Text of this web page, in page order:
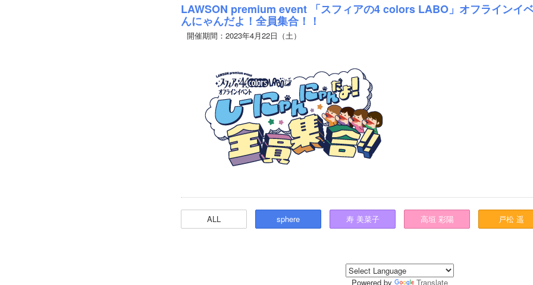
LAWSON premium event 「スフィアの4 colors LABO」オフラインイ
んにゃんだよ！全員集合！！
開催期間：2023年4月22日（土）
ALL sphere 寿 美菜子 高垣 彩陽 戸松 遥
Powered by Translate